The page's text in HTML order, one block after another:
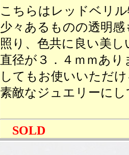
こちらはレッドベリ
少々あるものの透明
照り、色共に良い美
直径が３．４ｍｍあ
してもお使いいただ
素敵なジュエリーに
SOLD